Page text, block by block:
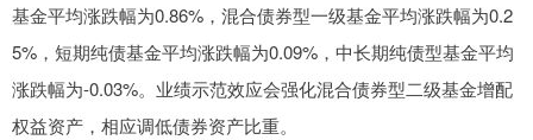
基金平均涨跌幅为0.86%，混合债券型一级基金平均涨跌幅为0.2
5%，短期纯债基金平均涨跌幅为0.09%，中长期纯债型基金平均
涨跌幅为-0.03%。业绩示范效应会强化混合债券型二级基金增配
权益资产，相应调低债券资产比重。